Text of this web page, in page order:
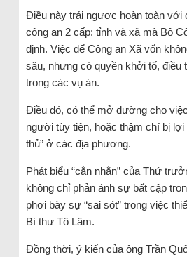
Điều này trái ngược hoàn toàn với
công an 2 cấp: tỉnh và xã mà Bộ
định. Việc để Công an Xã vốn
sâu, nhưng có quyền khởi tố, điều
trong các vụ án.
Điều đó, có thể mở đường cho
người tùy tiện, hoặc thậm chí bị lợi
thủ” ở các địa phương.
Phát biểu “cằn nhằn” của Thứ
không chỉ phản ánh sự bất cập
phơi bày sự “sai sót” trong việc
Bí thư Tô Lâm.
Đồng thời, ý kiến của ông Trần